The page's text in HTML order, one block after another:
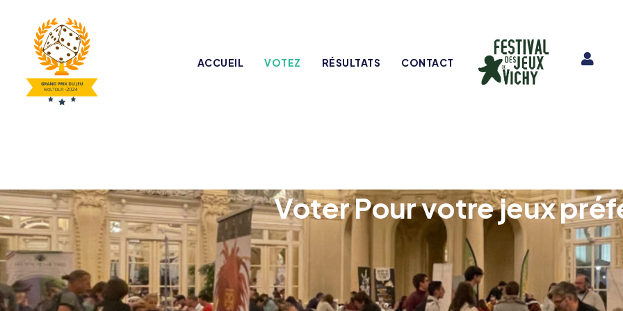
ACCUEIL VOTEZ RÉSULTATS CONTACT
Voter Pour votre jeux